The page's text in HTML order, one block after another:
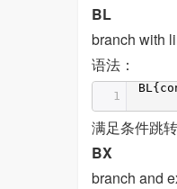
BL
branch with
语法：
1
满足条件跳
BX
branch and